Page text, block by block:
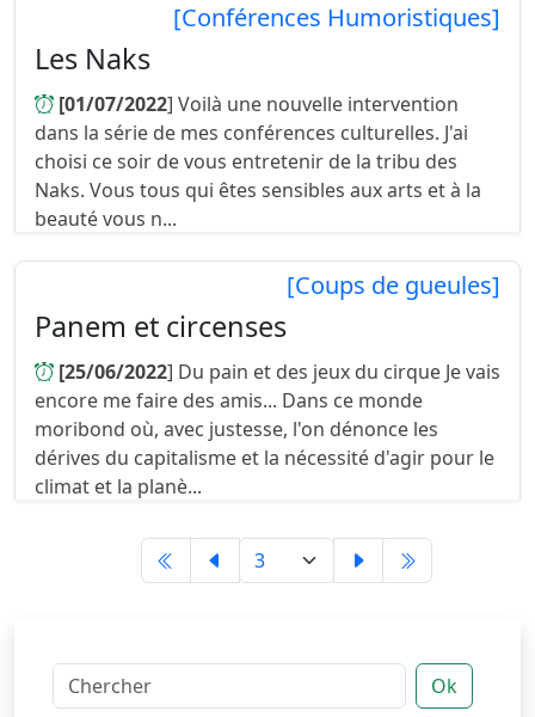
[Conférences Humoristiques]
Les Naks
[01/07/2022] Voilà une nouvelle intervention
dans la série de mes conférences culturelles. J'ai
choisi ce soir de vous entretenir de la tribu des
Naks. Vous tous qui êtes sensibles aux arts et à la
beauté vous n...
[Coups de gueules]
Panem et circenses
[25/06/2022] Du pain et des jeux du cirque Je vais
encore me faire des amis... Dans ce monde
moribond où, avec justesse, l'on dénonce les
dérives du capitalisme et la nécessité d'agir pour le
climat et la planè...
Ok